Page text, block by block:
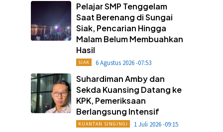
Pelajar SMP Tenggelam
Saat Berenang di Sungai
Siak, Pencarian Hingga
Malam Belum Membuahkan
Hasil
SIAK 6 Agustus 2026 -07:53
Suhardiman Amby dan
Sekda Kuansing Datang ke
KPK, Pemeriksaan
Berlangsung Intensif
KUANTAN SINGINGI 1 Juli 2026 -09:15